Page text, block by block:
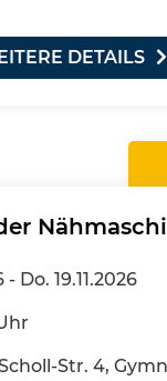
DETAILS
- Do. 19.11.2026
Str. 4,